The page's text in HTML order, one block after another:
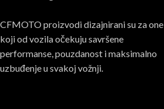
CFMOTO proizvodi dizajnirani su za one
koji od vozila očekuju savršene
performanse, pouzdanost i maksimalno
uzbuđenje u svakoj vožnji.